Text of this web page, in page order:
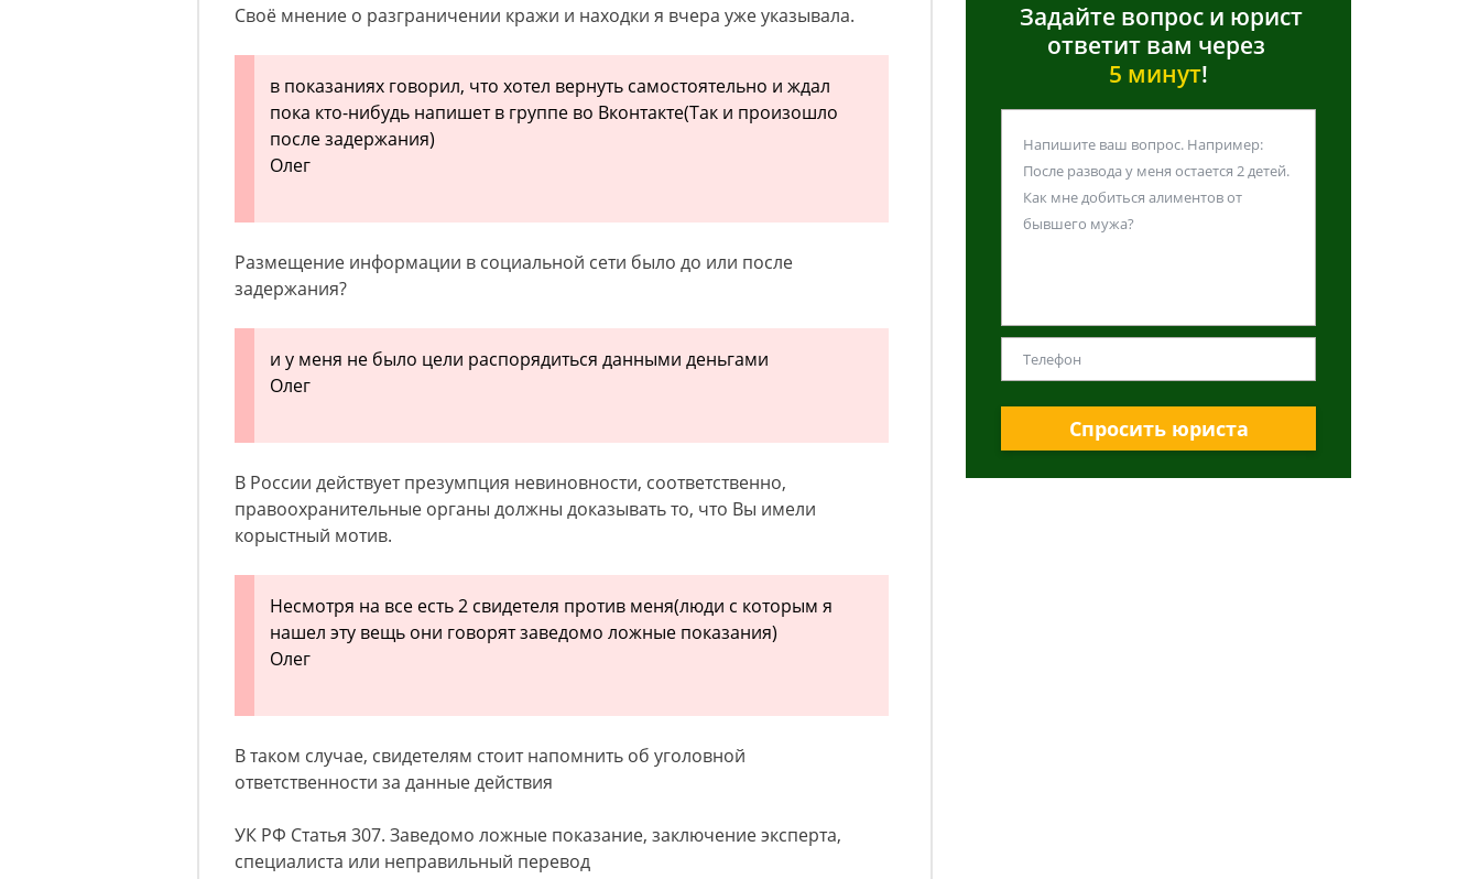
Своё мнение о разграничении кражи и находки я вчера уже указывала.
в показаниях говорил, что хотел вернуть самостоятельно и ждал
пока кто-нибудь напишет в группе во Вконтакте(Так и произошло
после задержания)
Олег
Размещение информации в социальной сети было до или после
задержания?
и у меня не было цели распорядиться данными деньгами
Олег
В России действует презумпция невиновности, соответственно,
правоохранительные органы должны доказывать то, что Вы имели
корыстный мотив.
Несмотря на все есть 2 свидетеля против меня(люди с которым я
нашел эту вещь они говорят заведомо ложные показания)
Олег
В таком случае, свидетелям стоит напомнить об уголовной
ответственности за данные действия
УК РФ Статья 307. Заведомо ложные показание, заключение эксперта,
специалиста или неправильный перевод
Задайте вопрос и юрист
ответит вам через
5 минут!
Спросить юриста